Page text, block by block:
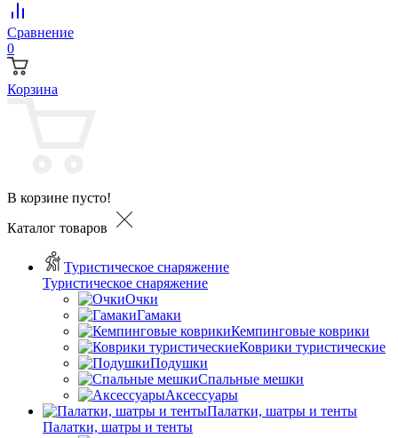
Сравнение
0
Корзина
В корзине пусто!
Каталог товаров
Туристическое снаряжение
Туристическое снаряжение
Очки
Гамаки
Кемпинговые коврики
Коврики туристические
Подушки
Спальные мешки
Аксессуары
Палатки, шатры и тенты
Палатки, шатры и тенты